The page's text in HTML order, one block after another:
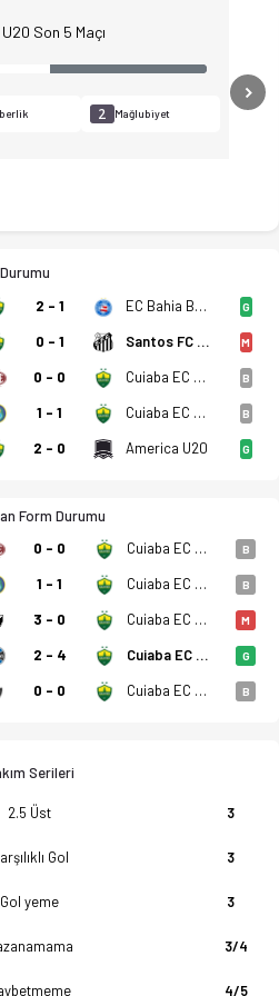
ve iddaa oranları
Son 5 Maçı
2 Mağlubiyet
2 - 1 EC Bahia BA U20 G
0 - 1 Santos FC SP U20 M
0 - 0 Cuiaba EC MT U20 B
1 - 1 Cuiaba EC MT U20 B
2 - 0 America U20 G
Form Durumu
0 - 0 Cuiaba EC MT U20 B
1 - 1 Cuiaba EC MT U20 B
3 - 0 Cuiaba EC MT U20 M
2 - 4 Cuiaba EC MT U20 G
0 - 0 Cuiaba EC MT U20 B
Serileri
2.5 Üst 3
Gol 3
Gol yeme 3
3/4
4/5